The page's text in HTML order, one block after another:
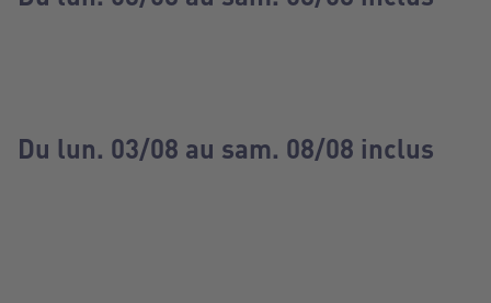
Du lun. 03/08 au sam. 08/08 inclus